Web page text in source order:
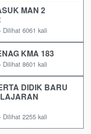
MAN 2
6061 kali
KMA 183
Dilihat 8601 kali
DIDIK BARU
2255 kali